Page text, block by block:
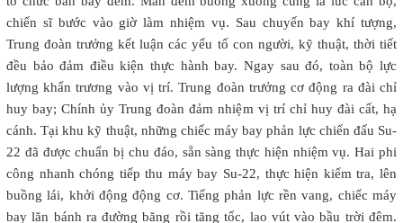
chiến sĩ bước vào giờ làm nhiệm vụ. Sau chuyến bay khí tượng,
Trung đoàn trưởng kết luận các yếu tố con người, kỹ thuật, thời tiết
đều bảo đảm điều kiện thực hành bay. Ngay sau đó, toàn bộ lực
lượng khẩn trương vào vị trí. Trung đoàn trưởng cơ động ra đài chỉ
huy bay; Chính ủy Trung đoàn đảm nhiệm vị trí chỉ huy đài cất, hạ
cánh. Tại khu kỹ thuật, những chiếc máy bay phản lực chiến đấu Su-
22 đã được chuẩn bị chu đáo, sẵn sàng thực hiện nhiệm vụ. Hai phi
công nhanh chóng tiếp thu máy bay Su-22, thực hiện kiểm tra, lên
buồng lái, khởi động động cơ. Tiếng phản lực rền vang, chiếc máy
bay lăn bánh ra đường băng rồi tăng tốc, lao vút vào bầu trời đêm.